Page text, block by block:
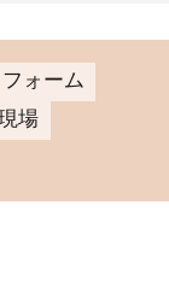
フォーム
場